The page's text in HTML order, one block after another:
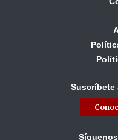
Suscríbete